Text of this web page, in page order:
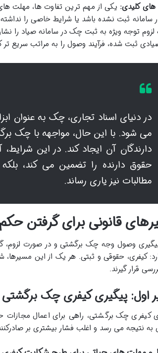
های کلیدی: یکی از مهم ترین تفاوت ها، مهلت
ثبت نشده باشد یا شرایط خاصی را
لزوم توجه ویژه به ثبت چک در سامانه صیاد را
ثبت شده، فرآیند وصول را به مراتب سریع تر
در دنیای اسناد تجاری، چک به عنوان
می شود. با این حال، مواجهه با چک
دارندگان آن ایجاد کند. در این
حقوق دارنده را تضمین می کند،
مطالبات نیز یاری رساند.
قانونی برای گرفتن
وصول وجه چک برگشتی و در صورت لزوم،
کیفری، حقوقی و ثبتی. هر یک از این
قرار گیرند.
اول: پیگیری کیفری چک
کیفری چک برگشتی، راهی برای اعمال
به نتیجه می رسد و اغلب فشار بیشتری بر